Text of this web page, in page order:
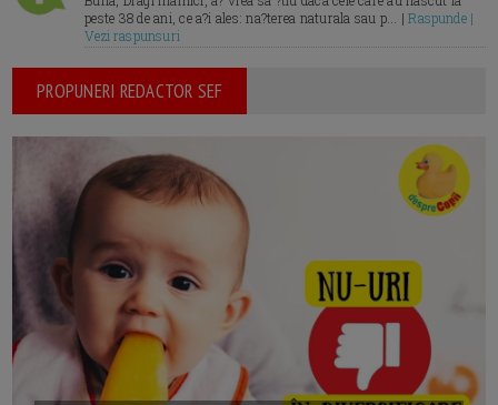
peste 38 de ani, ce a?i ales: na?terea naturala sau p... |Raspunde |
Vezi raspunsuri
PROPUNERI REDACTOR SEF